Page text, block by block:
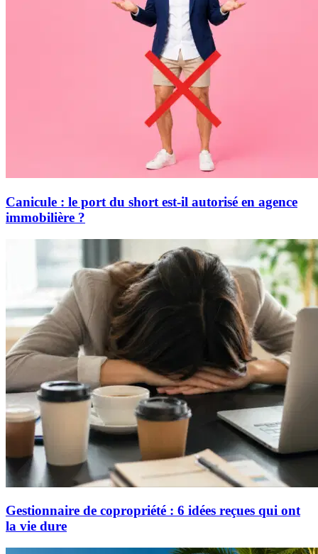
Canicule : le port du short est-il autorisé en agence
immobilière ?
Gestionnaire de copropriété : 6 idées reçues qui ont
la vie dure